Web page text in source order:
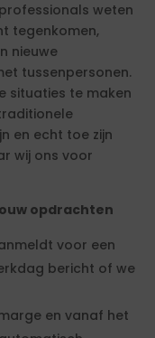
weten
tegenkomen,
nieuwe
tussenpersonen.
situaties te maken
en echt toe zijn
wij ons voor
opdrachten
voor een
bericht of we
en vanaf het